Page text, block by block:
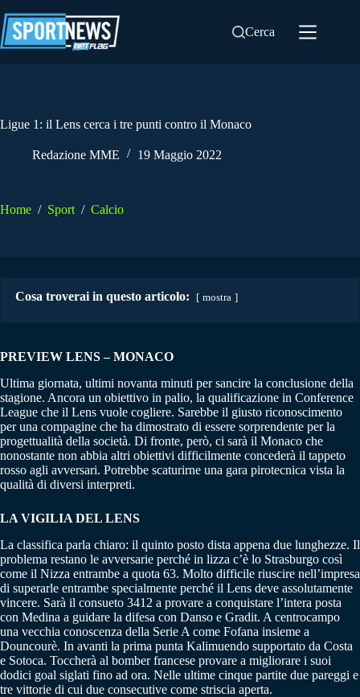
al
contenuto
Cerca
Ligue 1: il Lens cerca i tre punti contro il Monaco
Redazione MME 19 Maggio 2022
Home / Sport / Calcio
Cosa troverai in questo articolo: mostra
PREVIEW LENS – MONACO
Ultima giornata, ultimi novanta minuti per sancire la conclusione della
stagione. Ancora un obiettivo in palio, la qualificazione in Conference
League che il Lens vuole cogliere. Sarebbe il giusto riconoscimento
per una compagine che ha dimostrato di essere sorprendente per la
progettualità della società. Di fronte, però, ci sarà il Monaco che
nonostante non abbia altri obiettivi difficilmente concederà il tappeto
rosso agli avversari. Potrebbe scaturirne una gara pirotecnica vista la
qualità di diversi interpreti.
LA VIGILIA DEL LENS
La classifica parla chiaro: il quinto posto dista appena due lunghezze. Il
problema restano le avversarie perché in lizza c’è lo Strasburgo così
come il Nizza entrambe a quota 63. Molto difficile riuscire nell’impresa
di superarle entrambe specialmente perché il Lens deve assolutamente
vincere. Sarà il consueto 3412 a provare a conquistare l’intera posta
con Medina a guidare la difesa con Danso e Gradit. A centrocampo
una vecchia conoscenza della Serie A come Fofana insieme a
Douncourè. In avanti la prima punta Kalimuendo supportato da Costa
e Sotoca. Toccherà al bomber francese provare a migliorare i suoi
dodici goal siglati fino ad ora. Nelle ultime cinque partite due pareggi e
tre vittorie di cui due consecutive come striscia aperta.